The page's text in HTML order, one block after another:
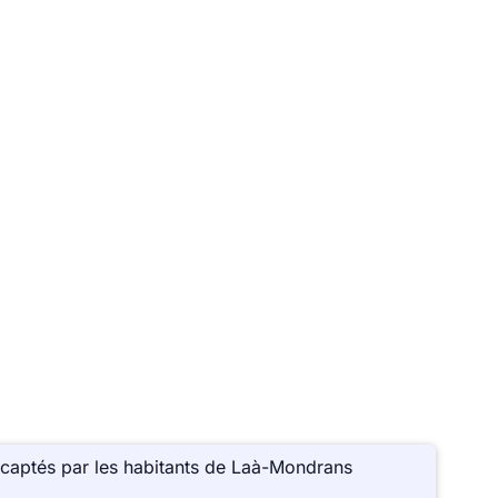
par les habitants de Laà-Mondrans